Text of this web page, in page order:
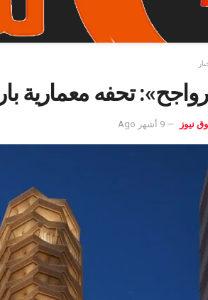
تحفه معمارية بارتفاع 220 متراً على
نيوز 9 أشهر Ago